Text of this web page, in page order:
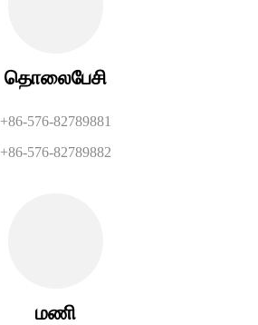
தொலைபேசி
+86-576-82789881
+86-576-82789882
மணி